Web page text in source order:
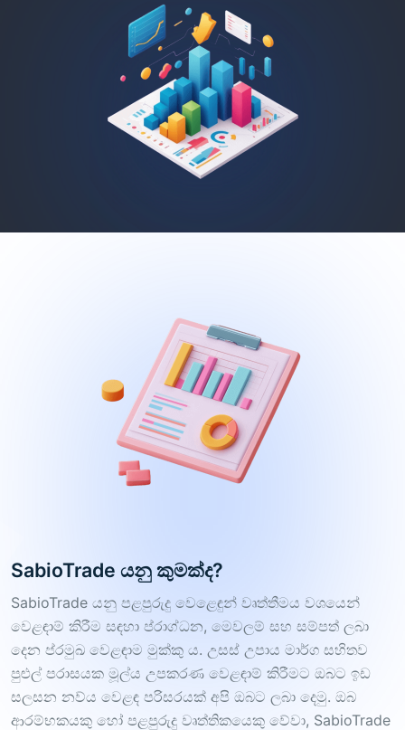
SabioTrade යනු කුමක්ද?
SabioTrade යනු පළපුරුදු වෙළෙඳුන් වෘත්තීමය වශයෙන්
වෙළඳාම් කිරීම සඳහා ප්රාග්ධන, මෙවලම් සහ සම්පත් ලබා
දෙන ප්රමුඛ වෙළඳාම මුක්කු ය. උසස් උපාය මාර්ග සහිතව
පුළුල් පරාසයක මූල්ය උපකරණ වෙළඳාම් කිරීමට ඔබට ඉඩ
සලසන නව්ය වෙළඳ පරිසරයක් අපි ඔබට ලබා දෙමු. ඔබ
ආරම්භකයකු හෝ පළපුරුදු වෘත්තිකයෙකු වේවා, SabioTrade